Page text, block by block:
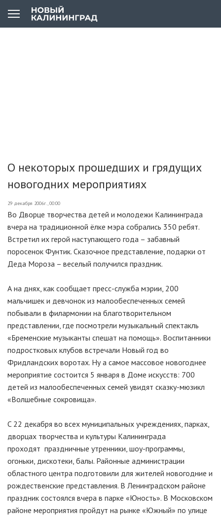
О некоторых прошедших и грядущих
новогодних мероприятиях
29 декабря 2006г., 00:00
Во Дворце творчества детей и молодежи Калининграда
вчера на традиционной ёлке мэра собрались 350 ребят.
Встретил их герой наступающего года – забавный
поросенок Фунтик. Сказочное представление, подарки от
Деда Мороза – веселый получился праздник.
А на днях, как сообщает пресс-служба мэрии, 200
мальчишек и девчонок из малообеспеченных семей
побывали в филармонии на благотворительном
представлении, где посмотрели музыкальный спектакль
«Бременские музыканты спешат на помощь». Воспитанники
подростковых клубов встречали Новый год во
Фридландских воротах. Ну а самое массовое новогоднее
мероприятие состоится 5 января в Доме искусств: 700
детей из малообеспеченных семей увидят сказку-мюзикл
«Волшебные сокровища».
C 22 декабря во всех муниципальных учреждениях, парках,
дворцах творчества и культуры Калининграда
проходят праздничные утренники, шоу-программы,
огоньки, дискотеки, балы. Районные администрации
областного центра подготовили для жителей новогодние и
рождественские представления. В Ленинградском районе
праздник состоялся вчера в парке «Юность». В Московском
районе мероприятия пройдут на рынке «Южный» по улице